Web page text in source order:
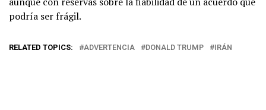
podría ser frágil.
RELATED TOPICS: ADVERTENCIA DONALD TRUMP IRÁN